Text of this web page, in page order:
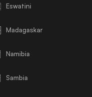
Eswatini
Madagaskar
Namibia
Sambia